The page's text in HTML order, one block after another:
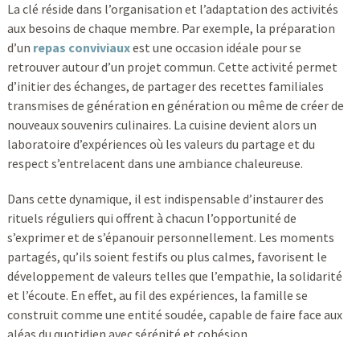
La clé réside dans l’organisation et l’adaptation des activités
aux besoins de chaque membre. Par exemple, la préparation
d’un repas conviviauxest une occasion idéale pour se
retrouver autour d’un projet commun. Cette activité permet
d’initier des échanges, de partager des recettes familiales
transmises de génération en génération ou même de créer de
nouveaux souvenirs culinaires. La cuisine devient alors un
laboratoire d’expériences où les valeurs du partage et du
respect s’entrelacent dans une ambiance chaleureuse.
Dans cette dynamique, il est indispensable d’instaurer des
rituels réguliers qui offrent à chacun l’opportunité de
s’exprimer et de s’épanouir personnellement. Les moments
partagés, qu’ils soient festifs ou plus calmes, favorisent le
développement de valeurs telles que l’empathie, la solidarité
et l’écoute. En effet, au fil des expériences, la famille se
construit comme une entité soudée, capable de faire face aux